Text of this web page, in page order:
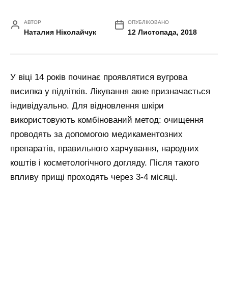
АВТОР
Наталия Ніколайчук
ОПУБЛІКОВАНО
12 Листопада, 2018
У віці 14 років починає проявлятися вугрова
висипка у підлітків. Лікування акне призначається
індивідуально. Для відновлення шкіри
використовують комбінований метод: очищення
проводять за допомогою медикаментозних
препаратів, правильного харчування, народних
коштів і косметологічного догляду. Після такого
впливу прищі проходять через 3-4 місяці.